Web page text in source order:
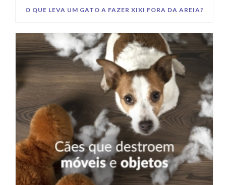
O QUE LEVA UM GATO A FAZER XIXI FORA DA AREIA?